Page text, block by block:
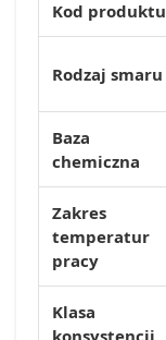
Kod produktu
Rodzaj smaru
Baza
chemiczna
Zakres
temperatur
pracy
Klasa
konsystencji